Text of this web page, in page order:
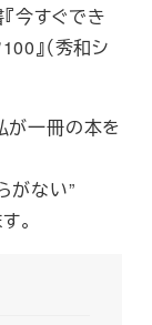
今すぐでき
』（秀和シ
が一冊の本を
がない”
。